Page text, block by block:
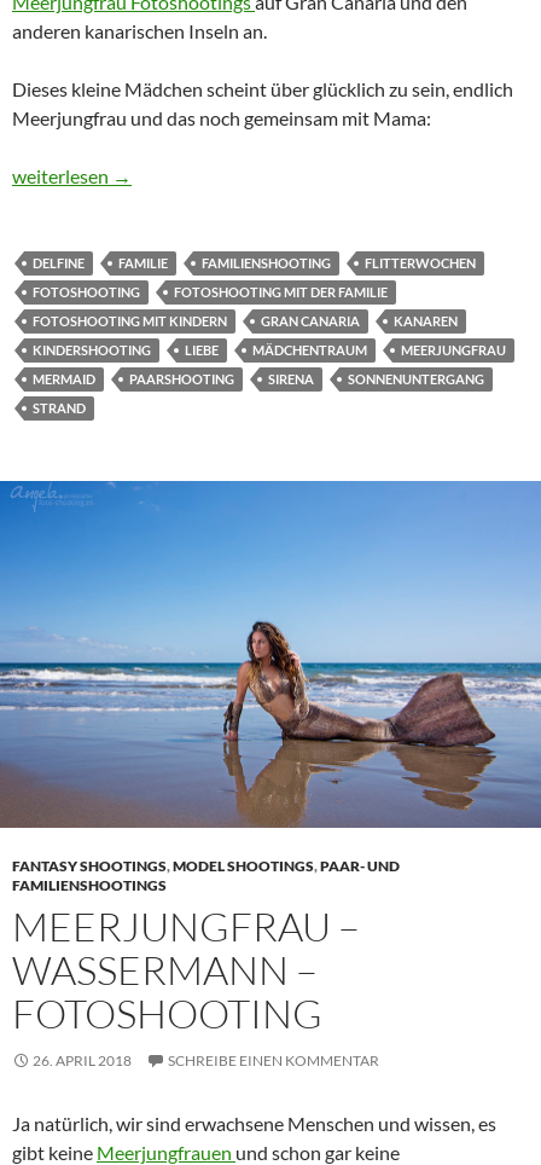
anderen kanarischen Inseln an.
Dieses kleine Mädchen scheint über glücklich zu sein, endlich
Meerjungfrau und das noch gemeinsam mit Mama:
Meerjungfrau Fotoshooting für Kinder
weiterlesen →
DELFINE FAMILIE FAMILIENSHOOTING
FLITTERWOCHEN
FOTOSHOOTING
FOTOSHOOTING MIT DER FAMILIE
FOTOSHOOTING MIT KINDERN
GRAN CANARIA
KANAREN
KINDERSHOOTING
LIEBE MÄDCHENTRAUM
MEERJUNGFRAU
MERMAID
PAARSHOOTING SIRENA
SONNENUNTERGANG
STRAND
FANTASY SHOOTINGS,MODEL SHOOTINGS,PAAR- UND
FAMILIENSHOOTINGS
MEERJUNGFRAU –
WASSERMANN –
FOTOSHOOTING
26. APRIL 2018 SCHREIBE EINEN KOMMENTAR
Ja natürlich, wir sind erwachsene Menschen und wissen, es
gibt keine Meerjungfrauen und schon gar keine